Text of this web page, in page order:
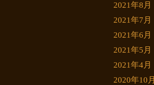
2021年8月
2021年7月
2021年6月
2021年5月
2021年4月
2020年10月